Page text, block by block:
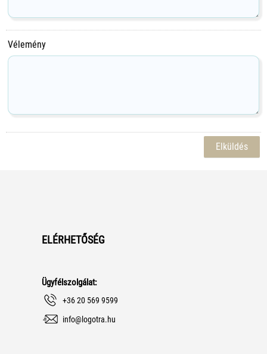
Vélemény
ELÉRHETŐSÉG
Ügyfélszolgálat:
+36 20 569 9599
info@logotra.hu